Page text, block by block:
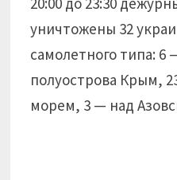
уничтожены 32
самолетного типа:
полуострова Крым,
морем, 3 — над